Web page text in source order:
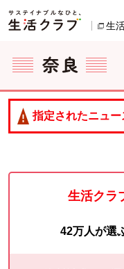
ページの先頭です。
生
ここからサイト内共通
サイト内共通メニュー
サイト内共通メニュー
指定されたニュー
生活クラ
42万人が選